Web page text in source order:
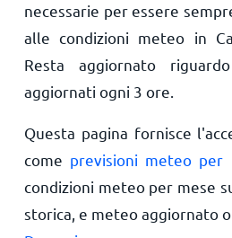
necessarie per essere
alle condizioni meteo in
Resta aggiornato
aggiornati ogni 3 ore.
Questa pagina fornisce
come previsioni meteo per
condizioni meteo per mese
storica, e meteo aggiornato